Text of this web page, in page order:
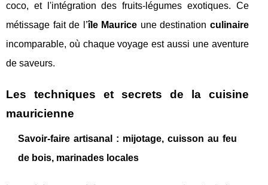
coco, et l'intégration des fruits-légumes exotiques. Ce
métissage fait de l’île Maurice une destination culinaire
incomparable, où chaque voyage est aussi une aventure
de saveurs.
Les techniques et secrets de la cuisine
mauricienne
Savoir-faire artisanal : mijotage, cuisson au feu
de bois, marinades locales